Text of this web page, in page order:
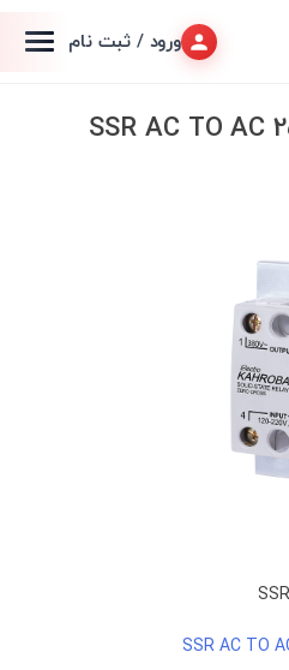
ورود / ثبت نام